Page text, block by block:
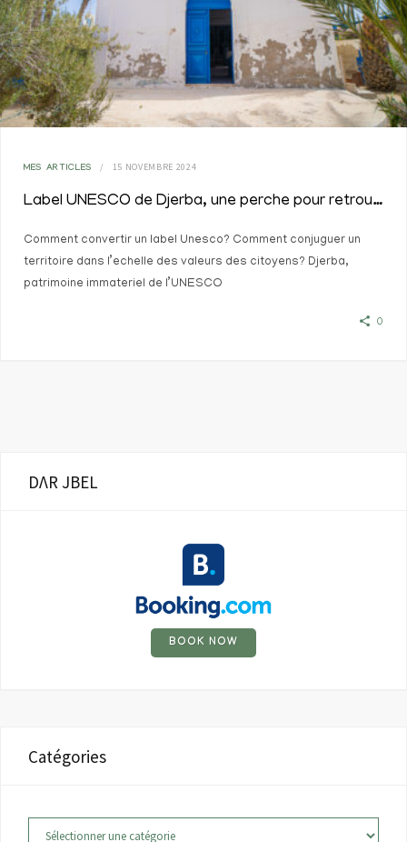
MES ARTICLES 15 NOVEMBRE 2024
Label UNESCO de Djerba, une perche pour retrouver du sens
Comment convertir un label Unesco? Comment conjuguer un
territoire dans l’echelle des valeurs des citoyens? Djerba,
patrimoine immateriel de l’UNESCO
0
DΛR JBEL
BOOK NOW
Catégories
Catégories